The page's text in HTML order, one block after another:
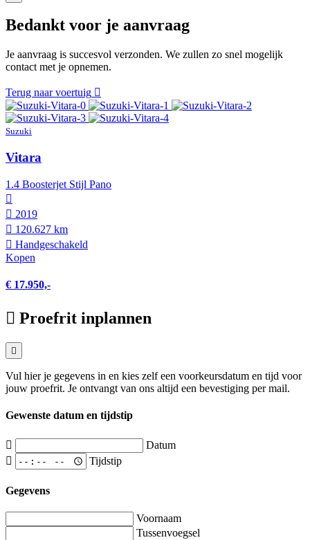
Bedankt voor je aanvraag
Je aanvraag is succesvol verzonden. We zullen zo snel mogelijk
contact met je opnemen.
Terug naar voertuig
Suzuki
Vitara
1.4 Boosterjet Stijl Pano
2019
120.627 km
Hand­geschakeld
Kopen
€ 17.950,-
Proefrit inplannen
Vul hier je gegevens in en kies zelf een voorkeursdatum en tijd voor
jouw proefrit. Je ontvangt van ons altijd een bevestiging per mail.
Gewenste datum en tijdstip
Datum
Tijdstip
Gegevens
Voornaam
Tussenvoegsel